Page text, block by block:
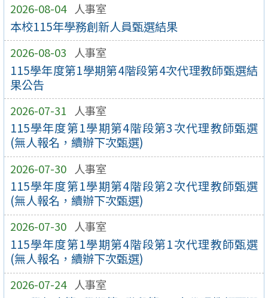
2026-08-04 人事室
本校115年學務創新人員甄選結果
2026-08-03 人事室
115學年度第1學期第4階段第4次代理教師甄選結
果公告
2026-07-31 人事室
115學年度第1學期第4階段第3次代理教師甄選
(無人報名，續辦下次甄選)
2026-07-30 人事室
115學年度第1學期第4階段第2次代理教師甄選
(無人報名，續辦下次甄選)
2026-07-30 人事室
115學年度第1學期第4階段第1次代理教師甄選
(無人報名，續辦下次甄選)
2026-07-24 人事室